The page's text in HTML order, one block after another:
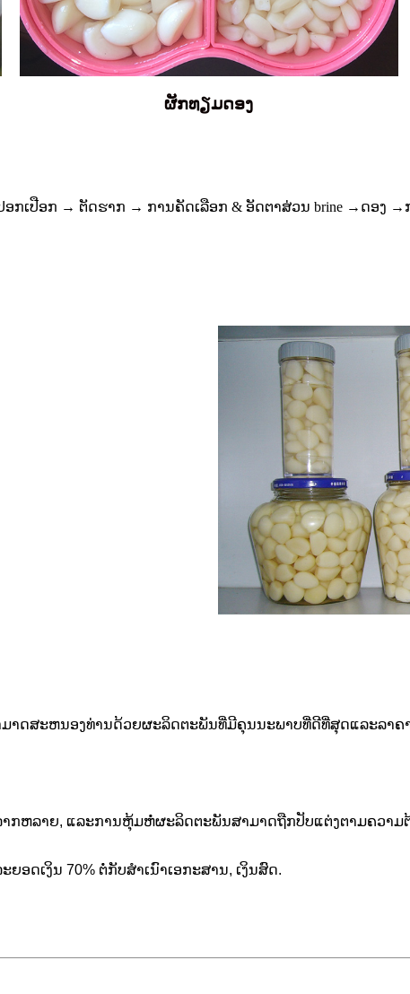
ຜັກທຽມດອງ
ກ​ເປືອກ → ຕັດ​ຮາກ → ການ​ຄັດ​ເລືອກ & ອັດຕາສ່ວນ brine → ດອງ →
າດສະຫນອງທ່ານດ້ວຍຜະລິດຕະພັນທີ່ມີຄຸນນະພາບທີ່ດີທີ່ສຸດແລະລາຄ
ຫລາຍ, ແລະການຫຸ້ມຫໍ່ຜະລິດຕະພັນສາມາດຖືກປັບແຕ່ງຕາມຄວາມ
ຍອດເງິນ 70% ຕໍ່ກັບສໍາເນົາເອກະສານ, ເງິນສົດ.